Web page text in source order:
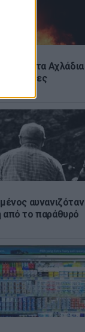
φωτιά στα Αχλάδια
για νέες
αυνανιζόταν
από το παράθυρό